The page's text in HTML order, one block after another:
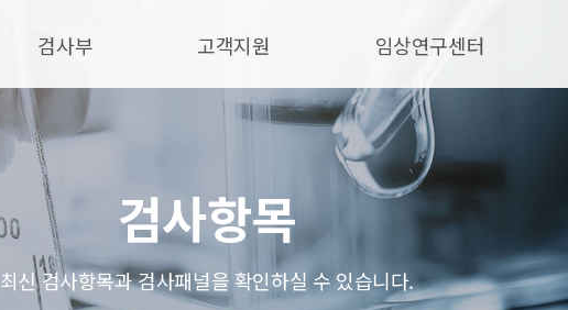
검사부 고객지원 임상연구센터
검사항목
최신 검사항목과 검사패널을 확인하실 수 있습니다.